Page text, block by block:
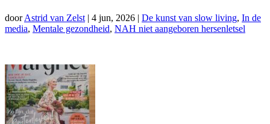
doorAstrid van Zelst | 4 jun, 2026 | De kunst van slow living, In de
media, Mentale gezondheid, NAH niet aangeboren hersenletsel